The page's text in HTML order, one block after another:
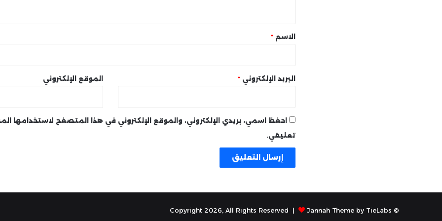
* الاسم *
البريد الإلكتروني * الموقع الإلكتروني
احفظ اسمي، بريدي الإلكتروني، والموقع الإلكتروني في هذا المتصفح لاستخدامها
تعليقي.
© Copyright 2026, All Rights Reserved |
Jannah Theme by TieLabs